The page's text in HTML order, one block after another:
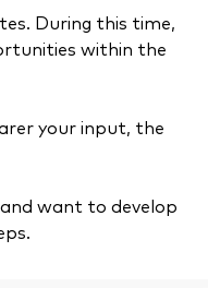
During this time,
within the
your input, the
and want to develop